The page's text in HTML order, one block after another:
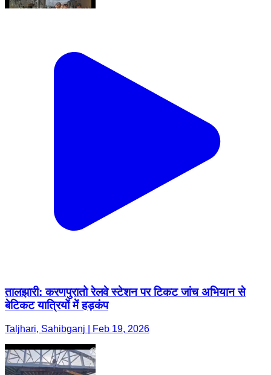
तालझारी: करणपुरातो रेलवे स्टेशन पर टिकट जांच अभियान से
बेटिकट यात्रियों में हड़कंप
Taljhari, Sahibganj | Feb 19, 2026